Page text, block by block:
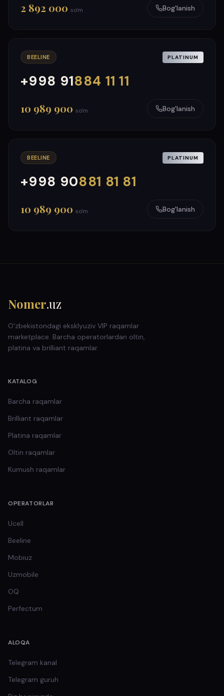
2 892 000 so'm Bog'lanish
BEELINE PLATINUM
+998 91884 11 11
000
999
10 989 900 so'm Bog'lanish
BEELINE PLATINUM
+998 90881 81 81
000
999
10 989 900 so'm Bog'lanish
Nomer.uz
O'zbekistondagi eksklyuziv VIP raqamlar
marketplace. Barcha operatorlardan oltin,
platina va brilliant raqamlar.
KATALOG
Barcha raqamlar
Brilliant raqamlar
Platina raqamlar
Oltin raqamlar
Kumush raqamlar
OPERATORLAR
Ucell
Beeline
Mobiuz
Uzmobile
OQ
Perfectum
ALOQA
Telegram kanal
Telegram guruh